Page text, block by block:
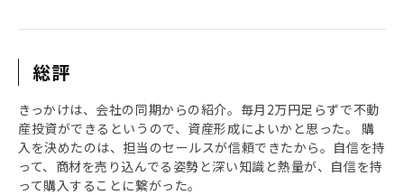
総評
きっかけは、会社の同期からの紹介。毎月2万円足らずで不動
産投資ができるというので、資産形成によいかと思った。 購
入を決めたのは、担当のセールスが信頼できたから。自信を持
って、商材を売り込んでる姿勢と深い知識と熱量が、自信を持
って購入することに繋がった。